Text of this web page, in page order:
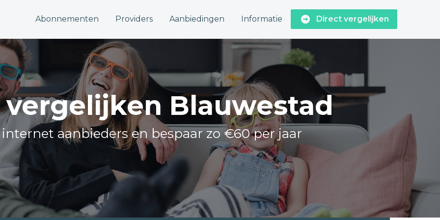
Abonnementen Providers Aanbiedingen Informatie Direct vergelijken
Blauwestad
aanbieders en bespaar zo €60 per jaar